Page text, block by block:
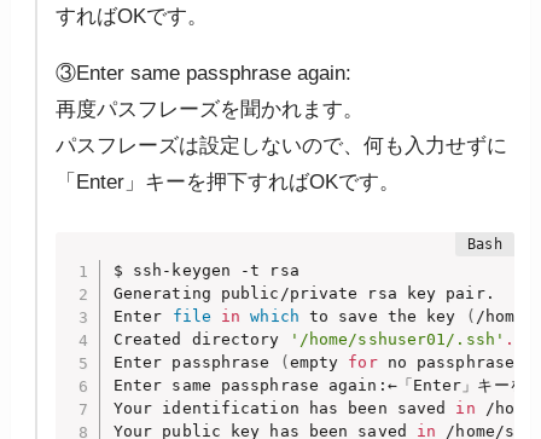
すればOKです。
③Enter same passphrase again:
再度パスフレーズを聞かれます。
パスフレーズは設定しないので、何も入力せずに
「Enter」キーを押下すればOKです。
$ ssh-keygen -t rsa
Generating public/private rsa key pair.
Enter file in which to save the key ( /
Created directory
'/home/sshuser01/.ssh' .
Enter passphrase
( empty for no passphrase
Enter same passphrase again:←「Enter」キーを押
Your identification has been saved in /
Your public key has been saved in /home/